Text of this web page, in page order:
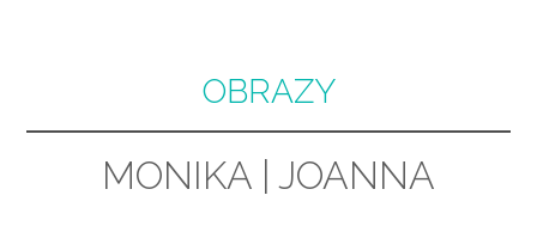
OBRAZY
MONIKA JOANNA